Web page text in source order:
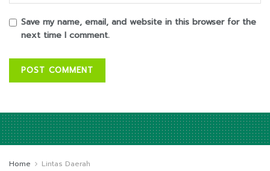
Save my name, email, and website in this browser for the
next time I comment.
Home Lintas Daerah